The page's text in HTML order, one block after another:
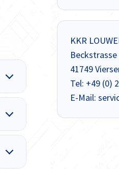
KKR
Beckstrasse
41749
Tel: +49 (0)
E-Mail: